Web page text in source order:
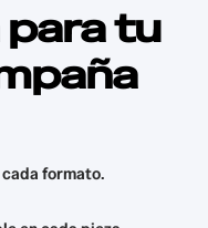
para tu
formato.